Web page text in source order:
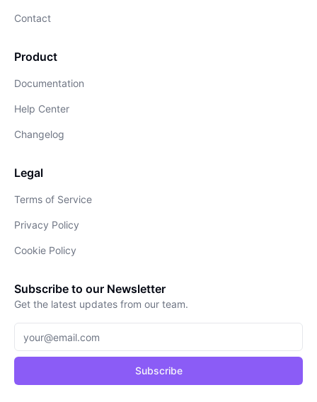
Contact
Product
Documentation
Help Center
Changelog
Legal
Terms of Service
Privacy Policy
Cookie Policy
Subscribe to our Newsletter
Get the latest updates from our team.
Subscribe